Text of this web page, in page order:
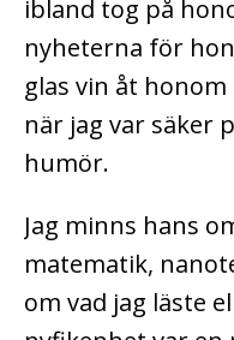
ibland tog på
nyheterna för
glas vin åt
när jag var säker
humör.
Jag minns hans
matematik,
om vad jag läste